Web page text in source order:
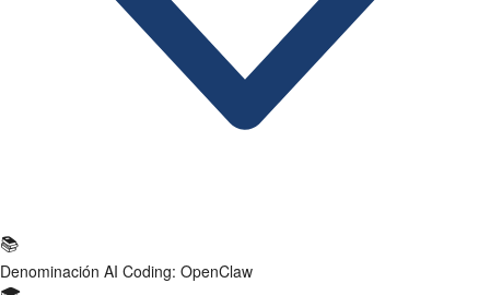
📚
Denominación AI Coding: OpenClaw